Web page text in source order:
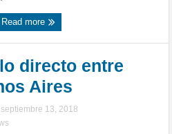
Read more
directo entre
Aires
septiembre 13, 2018